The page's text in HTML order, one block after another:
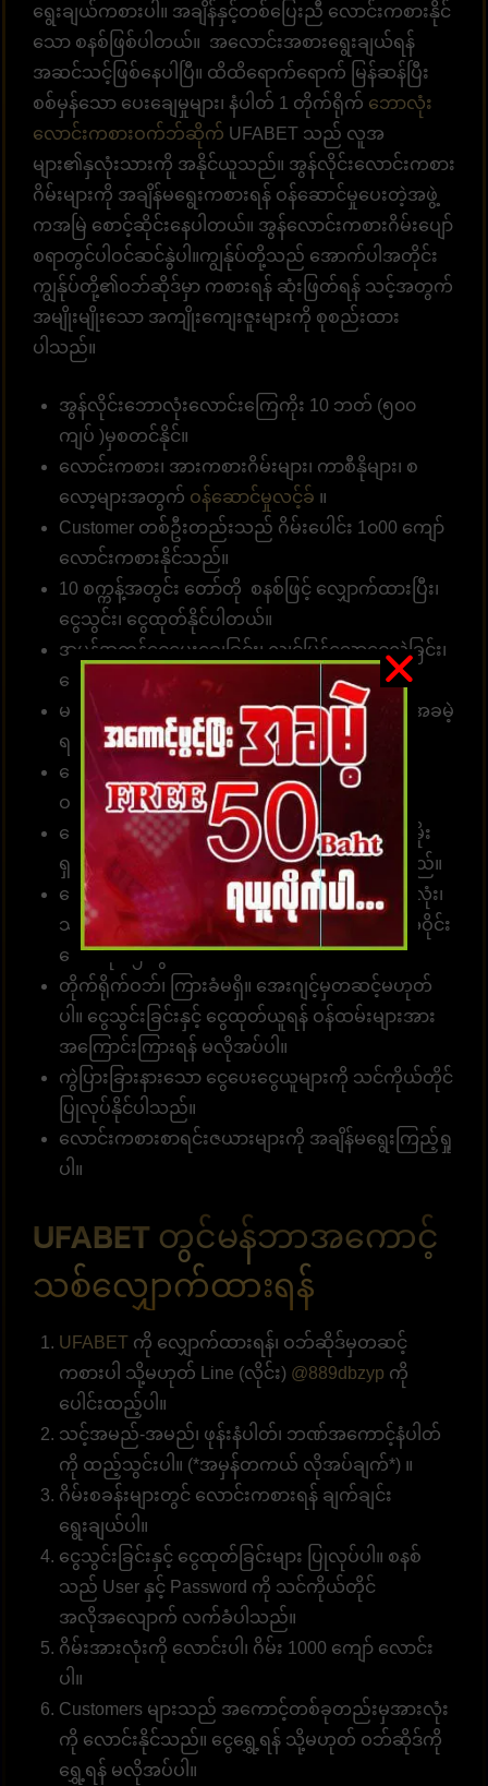
ရွေးချယ်ကစားပါ။ အချိန်နှင့်တစ်ပြေးညီ လောင်းကစားနိုင်
သော စနစ်ဖြစ်ပါတယ်။ အလောင်းအစားရွေးချယ်ရန်
အဆင်သင့်ဖြစ်နေပါပြီ။ ထိထိရောက်ရောက် မြန်ဆန်ပြီး
စစ်မှန်သော ပေးချေမှုများ၊ နံပါတ် 1 တိုက်ရိုက် ဘောလုံး
လောင်းကစားဝက်ဘ်ဆိုက် UFABET သည် လူအ
များ၏နှလုံးသားကို အနိုင်ယူသည်။ အွန်လိုင်းလောင်းကစား
ဂိမ်းများကို အချိန်မရွေးကစားရန် ဝန်ဆောင်မှုပေးတဲ့အဖွဲ့
ကအမြဲ စောင့်ဆိုင်းနေပါတယ်။ အွန်လောင်းကစားဂိမ်းပျော်
စရာတွင်ပါဝင်ဆင်နွဲပါ။ကျွန်ုပ်တို့သည် အောက်ပါအတိုင်း
ကျွန်ုပ်တို့၏ဝဘ်ဆိုဒ်မှာ ကစားရန် ဆုံးဖြတ်ရန် သင့်အတွက်
အမျိုးမျိုးသော အကျိုးကျေးဇူးများကို စုစည်းထား
ပါသည်။
အွန်လိုင်းဘောလုံးလောင်းကြေကိုး 10 ဘတ် (၅၀၀
ကျပ် )မှစတင်နိုင်။
လောင်းကစား၊ အားကစားဂိမ်းများ၊ ကာစီနိုများ၊ စ
လော့များအတွက် ဝန်ဆောင်မှုလင့်ခ် ။
Customer တစ်ဦးတည်းသည် ဂိမ်းပေါင်း 1၀00 ကျော်
လောင်းကစားနိုင်သည်။
10 စက္ကန့်အတွင်း တော်တို စနစ်ဖြင့် လျှောက်ထားပြီး၊
ငွေသွင်း၊ ငွေထုတ်နိုင်ပါတယ်။
အမှန်အကန်ငွေပေးချေခြင်း၊ လျှင်မြန်သောငွေလွှဲခြင်း၊
ငွေကြေးယုံကြည်စိတ်ချခြင်း။
မန်ဘာ အသစ်အတွက် လျှောက်ထားပါ၊ ခရက်ဒစ်အခမဲ့
ရယူပါ၊ အမှန်တကယ်ငွေကို ပေးချရပါမယ်။
ခေါ်ဆိုရေးစင်တာအဖွဲ့သည် တစ်နေ့လျှင် 24 နာရီ
ဝန်ဆောင်မှုရရှိနိုင်သည်။
ဘောနပ်စ်များ၊ အခမဲ့ ခရက်ဒစ်များနှင့် အခြားပရိုမိုး
ရှင်းများစွာကို ပေးဆောင်ရန် လှုပ်ရှားမှုများရှိပါသည်။
ဘောလုံးလောင်းကစားအဆင့်၊ အကြိုက်ဆုံးဘောလုံး၊
သတ်မှတ်ဘောလုံး၊ တစ်ခုတည်းသောဘောလုံး၊ အဝိုင်း
ဘောလုံး၊ ၂ တွဲသာ
တိုက်ရိုက်ဝဘ်၊ ကြားခံမရှိ။ အေးဂျင့်မှတဆင့်မဟုတ်
ပါ။ ငွေသွင်းခြင်းနှင့် ငွေထုတ်ယူရန် ဝန်ထမ်းများအား
အကြောင်းကြားရန် မလိုအပ်ပါ။
ကွဲပြားခြားနားသော ငွေပေးငွေယူများကို သင်ကိုယ်တိုင်
ပြုလုပ်နိုင်ပါသည်။
လောင်းကစားစာရင်းဇယားများကို အချိန်မရွေးကြည့်ရှု
ပါ။
UFABET တွင်မန်ဘာအကောင့်
သစ်လျှောက်ထားရန်
UFABET ကို လျှောက်ထားရန်၊ ဝဘ်ဆိုဒ်မှတဆင့်
ကစားပါ သို့မဟုတ် Line (လိုင်း) @889dbzyp ကို
ပေါင်းထည့်ပါ။
သင့်အမည်-အမည်၊ ဖုန်းနံပါတ်၊ ဘဏ်အကောင့်နံပါတ်
ကို ထည့်သွင်းပါ။ (*အမှန်တကယ် လိုအပ်ချက်*) ။
ဂိမ်းစခန်းများတွင် လောင်းကစားရန် ချက်ချင်း
ရွေးချယ်ပါ။
ငွေသွင်းခြင်းနှင့် ငွေထုတ်ခြင်းများ ပြုလုပ်ပါ။ စနစ်
သည် User နှင့် Password ကို သင်ကိုယ်တိုင်
အလိုအလျောက် လက်ခံပါသည်။
ဂိမ်းအားလုံးကို လောင်းပါ၊ ဂိမ်း 1000 ကျော် လောင်း
ပါ။
Customers များသည် အကောင့်တစ်ခုတည်းမှအားလုံး
ကို လောင်းနိုင်သည်။ ငွေရွှေ့ရန် သို့မဟုတ် ဝဘ်ဆိုဒ်ကို
ရွှေ့ရန် မလိုအပ်ပါ။